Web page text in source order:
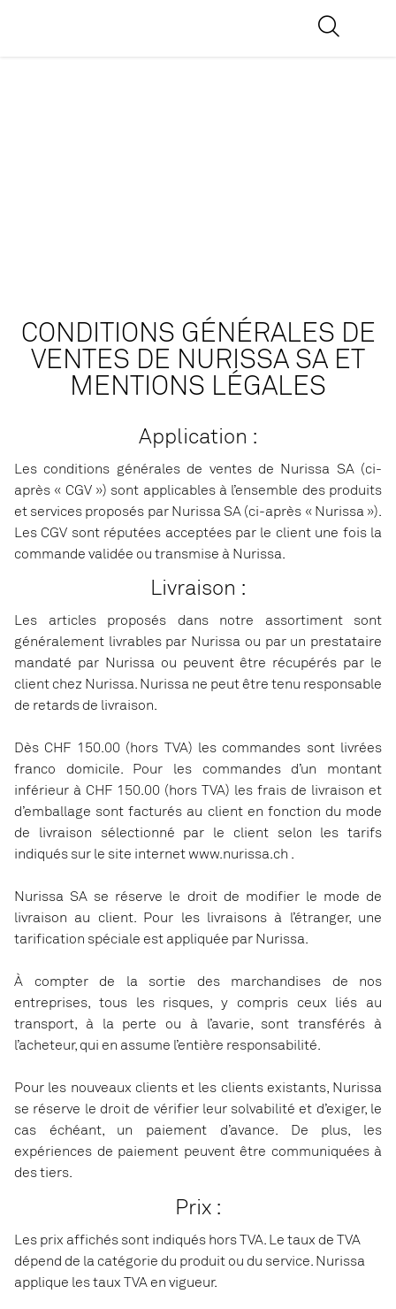
CONDITIONS GÉNÉRALES DE
VENTES DE NURISSA SA ET
MENTIONS LÉGALES
Application :
Les conditions générales de ventes de Nurissa SA (ci-
après « CGV ») sont applicables à l’ensemble des produits
et services proposés par Nurissa SA (ci-après « Nurissa »).
Les CGV sont réputées acceptées par le client une fois la
commande validée ou transmise à Nurissa.
Livraison :
Les articles proposés dans notre assortiment sont
généralement livrables par Nurissa ou par un prestataire
mandaté par Nurissa ou peuvent être récupérés par le
client chez Nurissa. Nurissa ne peut être tenu responsable
de retards de livraison.
Dès CHF 150.00 (hors TVA) les commandes sont livrées
franco domicile. Pour les commandes d’un montant
inférieur à CHF 150.00 (hors TVA) les frais de livraison et
d’emballage sont facturés au client en fonction du mode
de livraison sélectionné par le client selon les tarifs
indiqués sur le site internet www.nurissa.ch .
Nurissa SA se réserve le droit de modifier le mode de
livraison au client. Pour les livraisons à l’étranger, une
tarification spéciale est appliquée par Nurissa.
À compter de la sortie des marchandises de nos
entreprises, tous les risques, y compris ceux liés au
transport, à la perte ou à l’avarie, sont transférés à
l’acheteur, qui en assume l’entière responsabilité.
Pour les nouveaux clients et les clients existants, Nurissa
se réserve le droit de vérifier leur solvabilité et d’exiger, le
cas échéant, un paiement d’avance. De plus, les
expériences de paiement peuvent être communiquées à
des tiers.
Prix :
Les prix affichés sont indiqués hors TVA. Le taux de TVA
dépend de la catégorie du produit ou du service. Nurissa
applique les taux TVA en vigueur.